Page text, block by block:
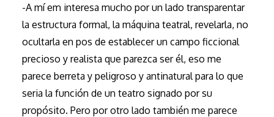
-A mí em interesa mucho por un lado transparentar
la estructura formal, la máquina teatral, revelarla, no
ocultarla en pos de establecer un campo ficcional
precioso y realista que parezca ser él, eso me
parece berreta y peligroso y antinatural para lo que
seria la función de un teatro signado por su
propósito. Pero por otro lado también me parece